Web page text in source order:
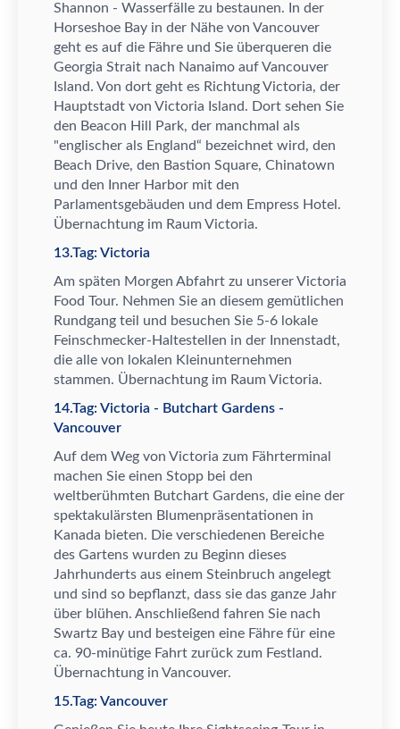
Shannon - Wasserfä lle zu bestaunen. In der
Horseshoe Bay in der Nähe von Vancouver
geht es auf die Fähre und Sie überqueren die
Georgia Strait nach Nanaimo auf Vancouver
Island. Von dort geht es Richtung Victoria, der
Hauptstadt von Victoria Island. Dort sehen Sie
den Beacon Hill Park, der manchmal als
"englischer als England“ bezeichnet wird, den
Beach Drive, den Bastion Square, Chinatown
und den Inner Harbor mit den
Parlamentsgebäuden und dem Empress Hotel.
Übernachtung im Raum Victoria.
13.Tag: Victoria
Am späten Morgen Abfahrt zu unserer Victoria
Food Tour. Nehmen Sie an diesem gemütlichen
Rundgang teil und besuchen Sie 5-6 lokale
Feinschmecker-Haltestellen in der Innenstadt,
die alle von lokalen Kleinunternehmen
stammen. Übernachtung im Raum Victoria.
14.Tag: Victoria - Butchart Gardens -
Vancouver
Auf dem Weg von Victoria zum Fährterminal
machen Sie einen Stopp bei den
weltberühmten Butchart Gardens, die eine der
spektakul ärsten Blumenpräsentationen in
Kanada bieten. Die verschiedenen Bereiche
des Gartens wurden zu Beginn dieses
Jahrhunderts aus einem Steinbruch angelegt
und sind so bepflanzt, dass sie das ganze Jahr
über bl ühen. Anschließend fahren Sie nach
Swartz Bay und besteigen eine Fähre für eine
ca. 90-minütige Fahrt zurück zum Festland.
Übernachtung in Vancouver.
15.Tag: Vancouver